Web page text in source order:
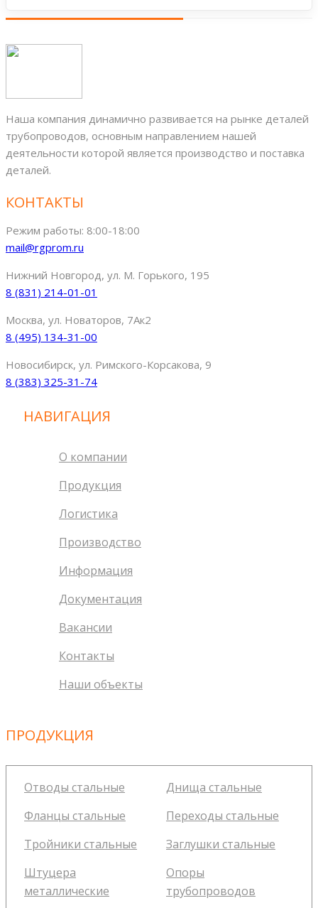
Наша компания динамично развивается на рынке деталей
трубопроводов, основным направлением нашей
деятельности которой является производство и поставка
деталей.
КОНТАКТЫ
Режим работы: 8:00-18:00
mail@rgprom.ru
Нижний Новгород, ул. М. Горького, 195
8 (831) 214-01-01
Москва, ул. Новаторов, 7Ак2
8 (495) 134-31-00
Новосибирск, ул. Римского-Корсакова, 9
8 (383) 325-31-74
НАВИГАЦИЯ
О компании
Продукция
Логистика
Производство
Информация
Документация
Вакансии
Контакты
Наши объекты
ПРОДУКЦИЯ
Отводы стальные
Днища стальные
Фланцы стальные
Переходы стальные
Тройники стальные
Заглушки стальные
Штуцера
металлические
Опоры
трубопроводов